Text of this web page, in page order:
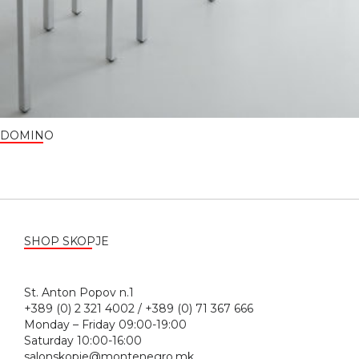
DOMINO
SHOP SKOPJE
St. Anton Popov n.1
+389 (0) 2 321 4002 / +389 (0) 71 367 666
Monday – Friday 09:00-19:00
Saturday 10:00-16:00